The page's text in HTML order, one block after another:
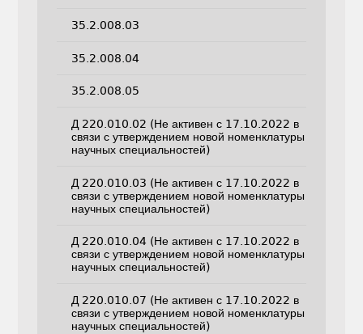
35.2.008.03
35.2.008.04
35.2.008.05
Д 220.010.02 (Не активен с 17.10.2022 в
связи с утверждением новой номенклатуры
научных специальностей)
Д 220.010.03 (Не активен с 17.10.2022 в
связи с утверждением новой номенклатуры
научных специальностей)
Д 220.010.04 (Не активен с 17.10.2022 в
связи с утверждением новой номенклатуры
научных специальностей)
Д 220.010.07 (Не активен с 17.10.2022 в
связи с утверждением новой номенклатуры
научных специальностей)